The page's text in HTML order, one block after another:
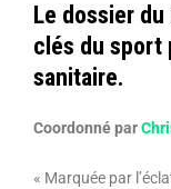
Le dossier
clés du sport
sanitaire.
Coordonné par
« Marquée par